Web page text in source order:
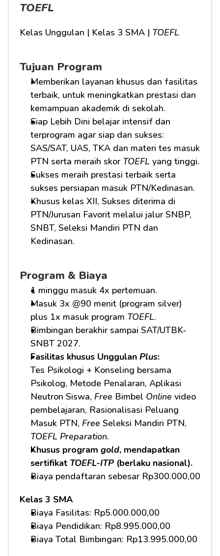
TOEFL
Kelas Unggulan | Kelas 3 SMA | TOEFL
Tujuan Program
Memberikan layanan khusus dan fasilitas
terbaik, untuk meningkatkan prestasi dan
kemampuan akademik di sekolah.
Siap Lebih Dini belajar intensif dan
terprogram agar siap dan sukses:
SAS/SAT, UAS, TKA dan materi tes masuk
PTN serta meraih skor TOEFL yang tinggi.
Sukses meraih prestasi terbaik serta
sukses persiapan masuk PTN/Kedinasan.
Khusus kelas XII, Sukses diterima di
PTN/Jurusan Favorit melalui jalur SNBP,
SNBT, Seleksi Mandiri PTN dan
Kedinasan.
Program & Biaya
1 minggu masuk 4x pertemuan.
Masuk 3x @90 menit (program silver)
plus 1x masuk program TOEFL.
Bimbingan berakhir sampai SAT/UTBK-
SNBT 2027.
Fasilitas khusus Unggulan Plus:
Tes Psikologi + Konseling bersama
Psikolog, Metode Penalaran, Aplikasi
Neutron Siswa, Free Bimbel Online video
pembelajaran, Rasionalisasi Peluang
Masuk PTN, Free
TOEFL Preparation.
Khusus program gold, mendapatkan
sertifikat TOEFL-ITP (berlaku nasional).
Biaya pendaftaran sebesar Rp300.000,00
Kelas 3 SMA
Biaya Fasilitas: Rp5.000.000,00
Biaya Pendidikan: Rp8.995.000,00
Biaya Total Bimbingan: Rp13.995.000,00